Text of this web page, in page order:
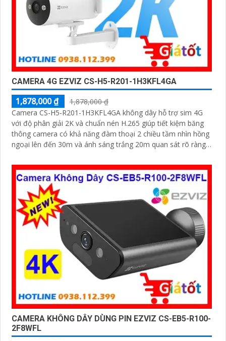
CAMERA 4G EZVIZ CS-H5-R201-1H3KFL4GA
1,878,000 ₫
1,878,000 ₫
Camera CS-H5-R201-1H3KFL4GA không dây hỗ trợ sim 4G
với độ phân giải 2K và chuẩn nén H.265 giúp tiết kiệm băng
thông camera có khả năng đàm thoại 2 chiều tầm nhìn hồng
ngoại lên đến 30m và ánh sáng trắng 20m quan sát rõ ràng
năng phát hiện thông minh và cảnh báo bằng còi và đèn
chớp phù hợp cho công trình kho hàng, nhà xưởng công trình
CAMERA KHÔNG DÂY DÙNG PIN EZVIZ CS-EB5-R100-
2F8WFL